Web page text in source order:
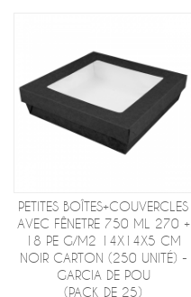
PETITES BOÎTES+COUVERCLES
AVEC FÊNETRE 750 ML 270 +
18 PE G/M2 14X14X5 CM
NOIR CARTON (250 UNITÉ) -
GARCIA DE POU
(PACK DE 25)